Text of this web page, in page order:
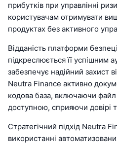
прибутків при управлінні
користувачам отримувати
продуктах без активного
Відданість платформи
підкреслюється її успішним
забезпечує надійний захист
Neutra Finance активно
кодова база, включаючи
доступною, сприяючи довірі
Стратегічний підхід Neutra
використанні